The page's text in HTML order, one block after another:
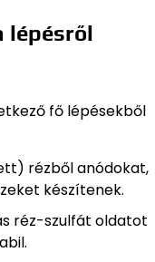
lépésről
fő lépésekből
rézből anódokat,
készítenek.
réz-szulfát oldatot